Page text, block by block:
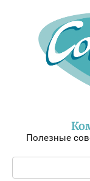
Полезные
Поиск: